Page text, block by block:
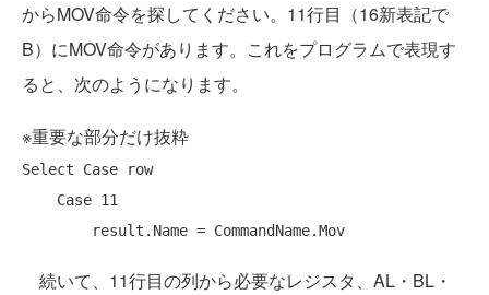
からMOV命令を探してください。11行目（16新表記で
B）にMOV命令があります。これをプログラムで表現す
ると、次のようになります。
※重要な部分だけ抜粋
Select Case row
Case 11
続いて、11行目の列から必要なレジスタ、AL・BL・